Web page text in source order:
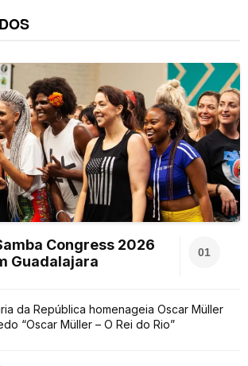
Congress 2026
Guadalajara
01
da República homenageia Oscar Müller
“Oscar Müller – O Rei do Rio”